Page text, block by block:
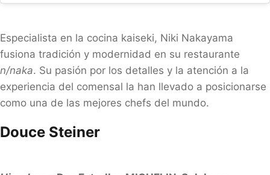
Especialista en la cocina kaiseki, Niki Nakayama
fusiona tradición y modernidad en su restaurante
n/naka. Su pasión por los detalles y la atención a la
experiencia del comensal la han llevado a posicionarse
como una de las mejores chefs del mundo.
Douce Steiner